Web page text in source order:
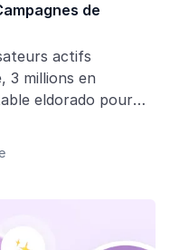
de
actifs
3 millions en
eldorado pour
produits.